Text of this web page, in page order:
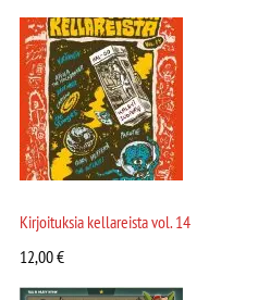
Kirjoituksia kellareista vol. 14
12,00€